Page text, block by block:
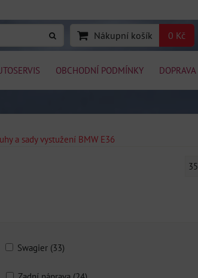
Nákupní košík 0 Kč
OBCHODNÍ PODMÍNKY DOPRAVA
a sady vystužení BMW E36
35
Swagier (33)